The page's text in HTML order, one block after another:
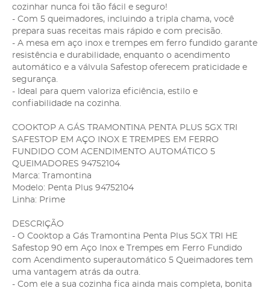
cozinhar nunca foi tão fácil e seguro!
- Com 5 queimadores, incluindo a tripla chama, você
prepara suas receitas mais rápido e com precisão.
- A mesa em aço inox e trempes em ferro fundido garante
resistência e durabilidade, enquanto o acendimento
automático e a válvula Safestop oferecem praticidade e
segurança.
- Ideal para quem valoriza eficiência, estilo e
confiabilidade na cozinha.
COOKTOP A GÁS TRAMONTINA PENTA PLUS 5GX TRI
SAFESTOP EM AÇO INOX E TREMPES EM FERRO
FUNDIDO COM ACENDIMENTO AUTOMÁTICO 5
QUEIMADORES 94752104
Marca: Tramontina
Modelo: Penta Plus 94752104
Linha: Prime
DESCRIÇÃO
- O Cooktop a Gás Tramontina Penta Plus 5GX TRI HE
Safestop 90 em Aço Inox e Trempes em Ferro Fundido
com Acendimento superautomático 5 Queimadores tem
uma vantagem atrás da outra.
- Com ele a sua cozinha fica ainda mais completa, bonita